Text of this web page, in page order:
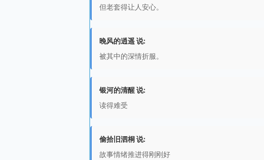
但老套得让人安心。
晚风的逍遥 说:
被其中的深情折服。
银河的清醒 说:
读得难受
偷拾旧泗桐 说:
故事情绪推进得刚刚好